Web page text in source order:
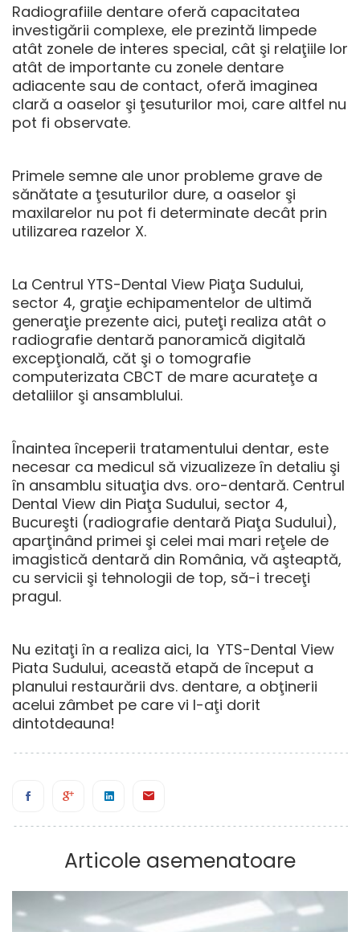
Radiografiile dentare oferă capacitatea
investigării complexe, ele prezintă limpede
atât zonele de interes special, cât şi relaţiile lor
atât de importante cu zonele dentare
adiacente sau de contact, oferă imaginea
clară a oaselor şi ţesuturilor moi, care altfel nu
pot fi observate.
Primele semne ale unor probleme grave de
sănătate a ţesuturilor dure, a oaselor şi
maxilarelor nu pot fi determinate decât prin
utilizarea razelor X.
La Centrul YTS-Dental View Piaţa Sudului,
sector 4, graţie echipamentelor de ultimă
generaţie prezente aici, puteţi realiza atât o
radiografie dentară panoramică digitală
excepţională, căt şi o tomografie
computerizata CBCT de mare acurateţe a
detaliilor şi ansamblului.
Înaintea începerii tratamentului dentar, este
necesar ca medicul să vizualizeze în detaliu şi
în ansamblu situaţia dvs. oro-dentară. Centrul
Dental View din Piaţa Sudului, sector 4,
Bucureşti (radiografie dentară Piaţa Sudului),
aparţinând primei şi celei mai mari reţele de
imagistică dentară din România, vă aşteaptă,
cu servicii şi tehnologii de top, să-i treceţi
pragul.
Nu ezitaţi în a realiza aici, la YTS-Dental View
Piata Sudului, această etapă de început a
planului restaurării dvs. dentare, a obţinerii
acelui zâmbet pe care vi l-aţi dorit
dintotdeauna!
Articole asemenatoare